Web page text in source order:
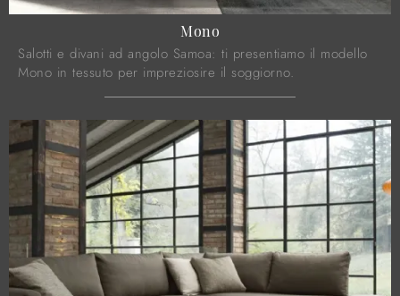
Mono
Salotti e divani ad angolo Samoa: ti presentiamo il modello
Mono in tessuto per impreziosire il soggiorno.